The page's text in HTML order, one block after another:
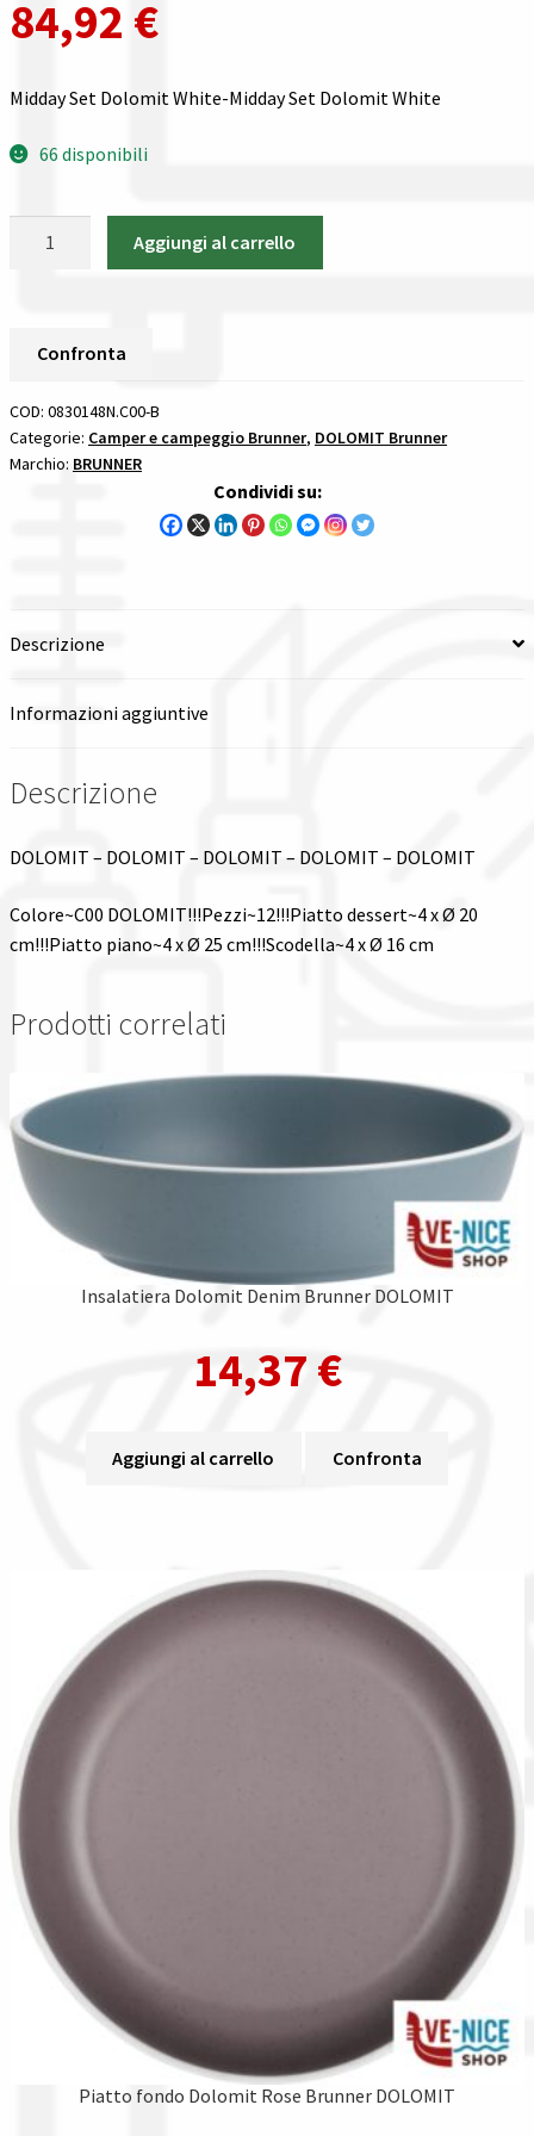
Gestione resi
I nostri negozi
Riepilogo ordine
Spedizioni in europa
Tutte le categorie dei prodotti
Wishlist
84,92 €
Midday Set Dolomit White-Midday Set Dolomit White
66 disponibili
Brunner
quantità
Aggiungi al carrello
Confronta
COD: 0830148N.C00-B
Categorie: Camper e campeggio Brunner, DOLOMIT Brunner
Marchio: BRUNNER
Condividi su:
Descrizione
Informazioni aggiuntive
Descrizione
DOLOMIT – DOLOMIT – DOLOMIT – DOLOMIT – DOLOMIT
Colore~C00 DOLOMIT!!!Pezzi~12!!!Piatto dessert~4 x Ø 20
cm!!!Piatto piano~4 x Ø 25 cm!!!Scodella~4 x Ø 16 cm
Prodotti correlati
Insalatiera Dolomit Denim Brunner DOLOMIT
14,37 €
Aggiungi al carrello Confronta
Piatto fondo Dolomit Rose Brunner DOLOMIT